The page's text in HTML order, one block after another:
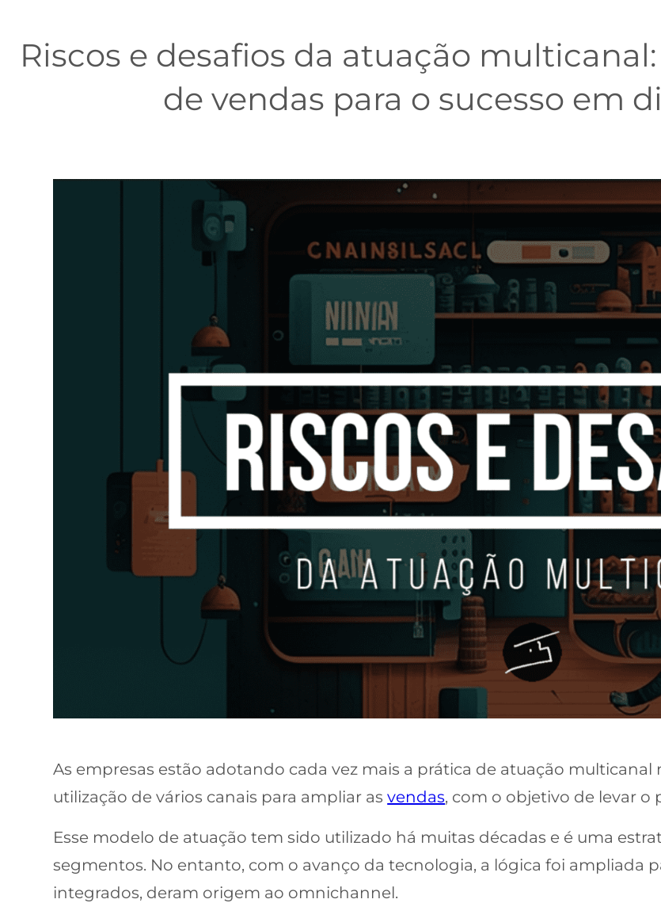
Riscos e desafios da atuação
de vendas para o sucesso em
As empresas estão adotando cada vez mais a prática de atuação
utilização de vários canais para ampliar asvendas, com o objetivo de levar
Esse modelo de atuação tem sido utilizado há muitas décadas e é uma
segmentos. No entanto, com o avanço da tecnologia, a lógica foi ampliada
integrados, deram origem ao omnichannel.